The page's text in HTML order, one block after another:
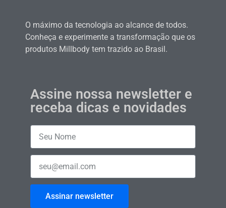
O máximo da tecnologia ao alcance de todos.
Conheça e experimente a transformação que os
produtos Millbody tem trazido ao Brasil.
Assine nossa newsletter e
receba dicas e novidades
Assinar newsletter